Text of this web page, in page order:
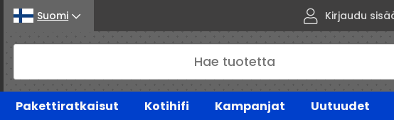
Suomi Kirjaudu
Pakettiratkaisut Kotihifi Kampanjat
Uutuudet